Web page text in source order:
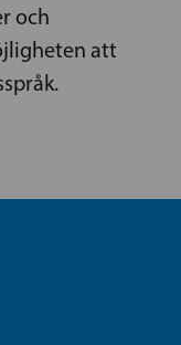
och
att